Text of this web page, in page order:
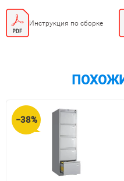
Инструкция по сборке
−38%